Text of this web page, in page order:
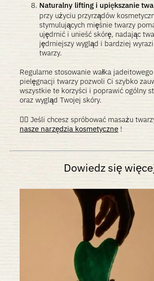
Naturalny lifting i upiększanie
przy użyciu przyrządów
stymulujących mięśnie twarzy
ujędrnić i unieść skórę, nadając
jędrniejszy wygląd i bardziej
twarzy.
Regularne stosowanie wałka
pielęgnacji twarzy pozwoli Ci szybko
wszystkie te korzyści i poprawić ogólny
oraz wygląd Twojej skóry.
💆‍♀️ Jeśli chcesz spróbować masażu
nasze narzędzia kosmetyczne !
Dowiedz się